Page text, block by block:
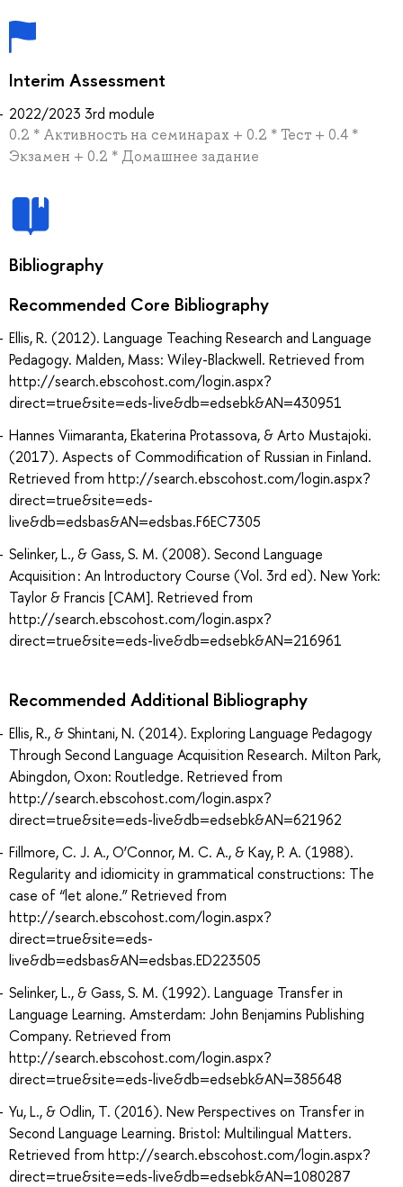
Interim Assessment
2022/2023 3rd module
0.2 * Активность на семинарах + 0.2 * Тест + 0.4 *
Экзамен + 0.2 * Домашнее задание
Bibliography
Recommended Core Bibliography
Ellis, R. (2012). Language Teaching Research and Language
Pedagogy. Malden, Mass: Wiley-Blackwell. Retrieved from
http://search.ebscohost.com/login.aspx?
direct=true&site=eds-live&db=edsebk&AN=430951
Hannes Viimaranta, Ekaterina Protassova, & Arto Mustajoki.
(2017). Aspects of Commodification of Russian in Finland.
Retrieved from http://search.ebscohost.com/login.aspx?
direct=true&site=eds-
live&db=edsbas&AN=edsbas.F6EC7305
Selinker, L., & Gass, S. M. (2008). Second Language
Acquisition : An Introductory Course (Vol. 3rd ed). New York:
Taylor & Francis [CAM]. Retrieved from
http://search.ebscohost.com/login.aspx?
direct=true&site=eds-live&db=edsebk&AN=216961
Recommended Additional Bibliography
Ellis, R., & Shintani, N. (2014). Exploring Language Pedagogy
Through Second Language Acquisition Research. Milton Park,
Abingdon, Oxon: Routledge. Retrieved from
http://search.ebscohost.com/login.aspx?
direct=true&site=eds-live&db=edsebk&AN=621962
Fillmore, C. J. A., O’Connor, M. C. A., & Kay, P. A. (1988).
Regularity and idiomicity in grammatical constructions: The
case of “let alone.” Retrieved from
http://search.ebscohost.com/login.aspx?
direct=true&site=eds-
live&db=edsbas&AN=edsbas.ED223505
Selinker, L., & Gass, S. M. (1992). Language Transfer in
Language Learning. Amsterdam: John Benjamins Publishing
Company. Retrieved from
http://search.ebscohost.com/login.aspx?
direct=true&site=eds-live&db=edsebk&AN=385648
Yu, L., & Odlin, T. (2016). New Perspectives on Transfer in
Second Language Learning. Bristol: Multilingual Matters.
Retrieved from http://search.ebscohost.com/login.aspx?
direct=true&site=eds-live&db=edsebk&AN=1080287